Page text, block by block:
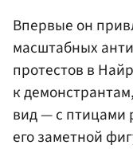
Впервые он
масштабных
протестов в
к
вид — с птицами
его заметной